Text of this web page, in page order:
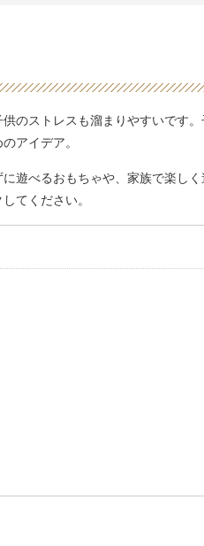
のストレスも溜まりやすいです。
アイデア。
遊べるおもちゃや、家族で楽しく
てください。